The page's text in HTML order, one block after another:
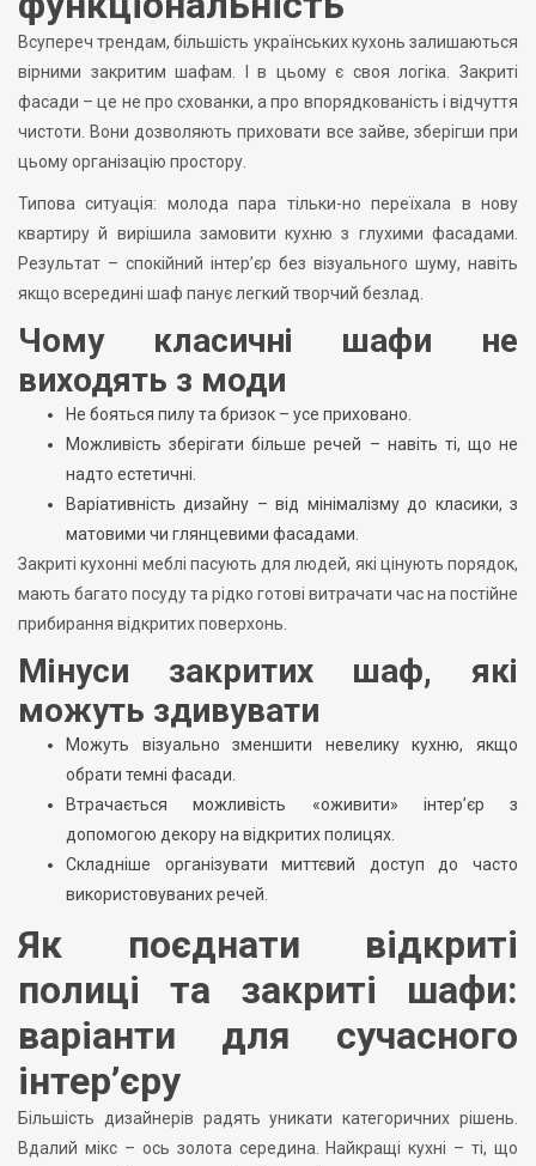
Всупереч трендам, більшість українських кухонь залишаються
вірними закритим шафам. І в цьому є своя логіка. Закриті
фасади – це не про схованки, а про впорядкованість і відчуття
чистоти. Вони дозволяють приховати все зайве, зберігши при
цьому організацію простору.
Типова ситуація: молода пара тільки-но переїхала в нову
квартиру й вирішила замовити кухню з глухими фасадами.
Результат – спокійний інтер’єр без візуального шуму, навіть
якщо всередині шаф панує легкий творчий безлад.
Чому класичні шафи не
виходять з моди
Не бояться пилу та бризок – усе приховано.
Можливість зберігати більше речей – навіть ті, що не
надто естетичні.
Варіативність дизайну – від мінімалізму до класики, з
матовими чи глянцевими фасадами.
Закриті кухонні меблі пасують для людей, які цінують порядок,
мають багато посуду та рідко готові витрачати час на постійне
прибирання відкритих поверхонь.
Мінуси закритих шаф, які
можуть здивувати
Можуть візуально зменшити невелику кухню, якщо
обрати темні фасади.
Втрачається можливість «оживити» інтер’єр з
допомогою декору на відкритих полицях.
Складніше організувати миттєвий доступ до часто
використовуваних речей.
Як поєднати відкриті
полиці та закриті шафи:
варіанти для сучасного
інтер’єру
Більшість дизайнерів радять уникати категоричних рішень.
Вдалий мікс – ось золота середина. Найкращі кухні – ті, що